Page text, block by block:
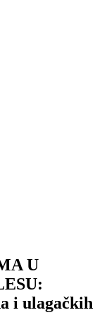
U
i ulagačkih